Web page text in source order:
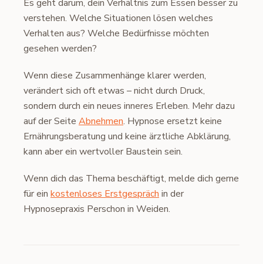
Es geht darum, dein Verhältnis zum Essen besser zu
verstehen. Welche Situationen lösen welches
Verhalten aus? Welche Bedürfnisse möchten
gesehen werden?
Wenn diese Zusammenhänge klarer werden,
verändert sich oft etwas – nicht durch Druck,
sondern durch ein neues inneres Erleben. Mehr dazu
auf der Seite Abnehmen. Hypnose ersetzt keine
Ernährungsberatung und keine ärztliche Abklärung,
kann aber ein wertvoller Baustein sein.
Wenn dich das Thema beschäftigt, melde dich gerne
für ein kostenloses Erstgespräch in der
Hypnosepraxis Perschon in Weiden.